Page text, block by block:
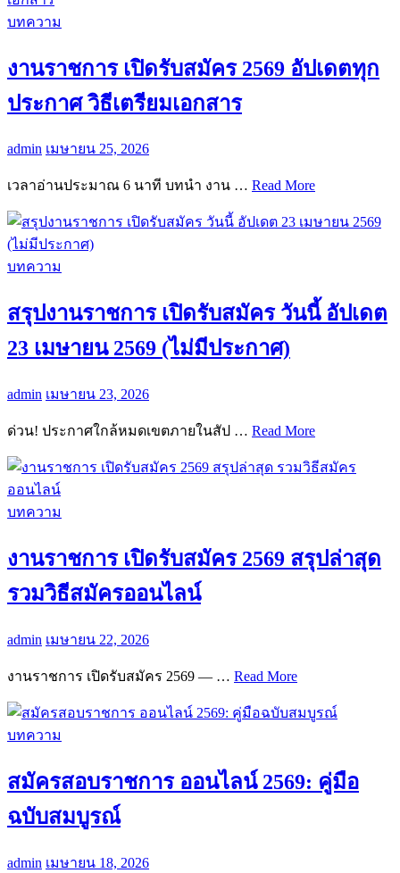
บทความ
งานราชการ เปิดรับสมัคร 2569 อัปเดตทุก
ประกาศ วิธีเตรียมเอกสาร
admin เมษายน 25, 2026
เวลาอ่านประมาณ 6 นาที บทนำ งาน … Read More
บทความ
สรุปงานราชการ เปิดรับสมัคร วันนี้ อัปเดต
23 เมษายน 2569 (ไม่มีประกาศ)
admin เมษายน 23, 2026
ด่วน! ประกาศใกล้หมดเขตภายในสัป … Read More
บทความ
งานราชการ เปิดรับสมัคร 2569 สรุปล่าสุด
รวมวิธีสมัครออนไลน์
admin เมษายน 22, 2026
งานราชการ เปิดรับสมัคร 2569 — … Read More
บทความ
สมัครสอบราชการ ออนไลน์ 2569: คู่มือ
ฉบับสมบูรณ์
admin เมษายน 18, 2026